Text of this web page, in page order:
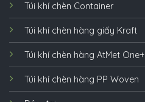
Túi khí chèn Container
Túi khí chèn hàng giấy Kraft
Túi khí chèn hàng AtMet One+
Túi khí chèn hàng PP Woven